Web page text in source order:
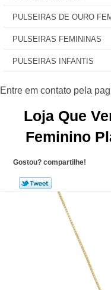
PULSEIRAS DE OURO
PULSEIRAS FEMININAS
PULSEIRAS INFANTIS
Loja Que
Feminino
Gostou? compartilhe!